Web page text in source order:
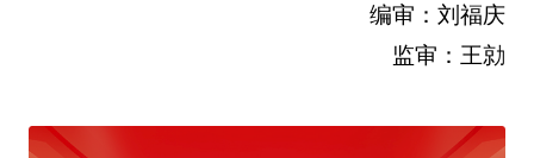
编审：刘福庆
监审：王勍